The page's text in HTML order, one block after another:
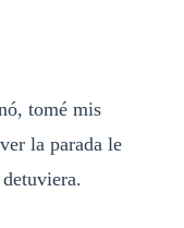
tomé mis
la parada le